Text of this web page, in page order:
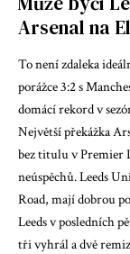
Arsenal na
To není zdaleka
porážce 3:2 s
domácí rekord v
Největší překážka
bez titulu v Premier
neúspěchů. Leeds
Road, mají dobrou
Leeds v posledních
tři vyhrál a dvě